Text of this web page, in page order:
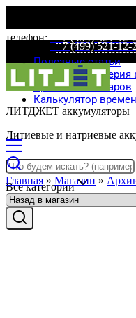
телефон: +7 (499) 521-12-
Полезные статьи
Специальная серия
Сравнение товаров
Калькулятор
+7 (499) 521-12-
ЛИТДЖЕТ аккумуляторы
Литиевые и натриевые
Все категории
Главная » Магазин »